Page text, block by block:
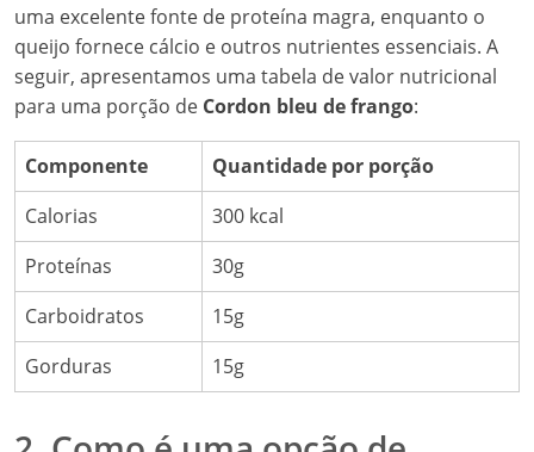
uma excelente fonte de proteína magra, enquanto o
queijo fornece cálcio e outros nutrientes essenciais. A
seguir, apresentamos uma tabela de valor nutricional
para uma porção de Cordon bleu de frango:
Componente
Quantidade por porção
Calorias
300 kcal
Proteínas
30g
Carboidratos
15g
Gorduras
15g